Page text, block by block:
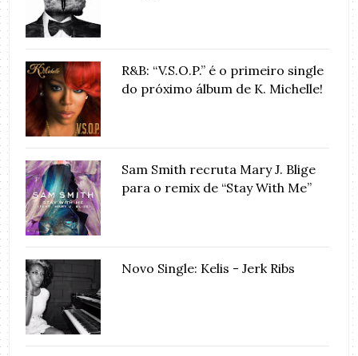
R&B: “V.S.O.P.” é o primeiro single
do próximo álbum de K. Michelle!
Sam Smith recruta Mary J. Blige
para o remix de “Stay With Me”
Novo Single: Kelis - Jerk Ribs